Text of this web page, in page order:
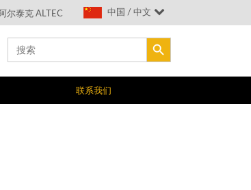
阿尔泰克 ALTEC 中国 / 中文
for:
搜索按钮
联系我们